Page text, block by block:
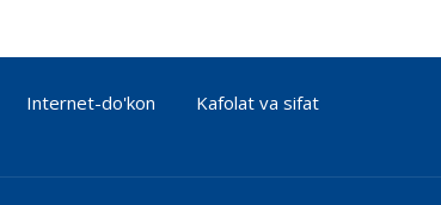
Internet-do'kon
Kafolat va sifat